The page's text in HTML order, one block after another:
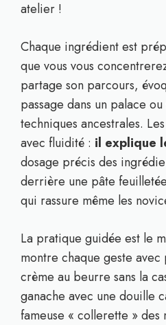
atelier !
Chaque ingrédient est
que vous vous
partage son parcours,
passage dans un palace
techniques ancestrales.
avec fluidité : il explique
dosage précis des
derrière une pâte
qui rassure même les
La pratique guidée est le
montre chaque geste
crème au beurre sans la
ganache avec une douille
fameuse « collerette » des